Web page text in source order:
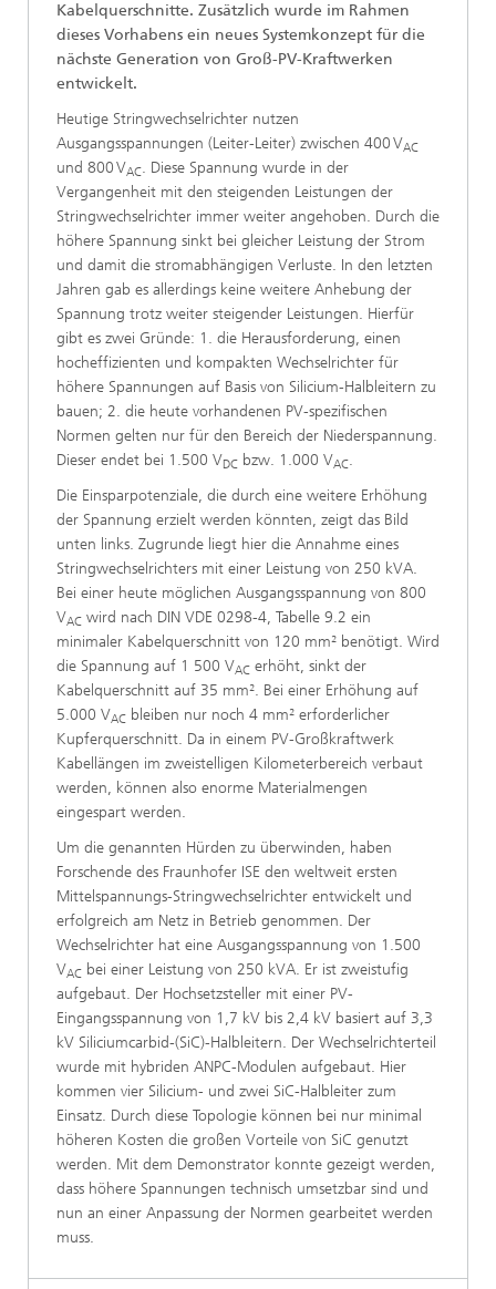
Kabelquerschnitte. Zusätzlich wurde im Rahmen
dieses Vorhabens ein neues Systemkonzept für die
nächste Generation von Groß-PV-Kraftwerken
entwickelt.
Heutige Stringwechselrichter nutzen
Ausgangsspannungen (Leiter-Leiter) zwischen 400 VAC
und 800 VAC. Diese Spannung wurde in der
Vergangenheit mit den steigenden Leistungen der
Stringwechselrichter immer weiter angehoben. Durch die
höhere Spannung sinkt bei gleicher Leistung der Strom
und damit die stromabhängigen Verluste. In den letzten
Jahren gab es allerdings keine weitere Anhebung der
Spannung trotz weiter steigender Leistungen. Hierfür
gibt es zwei Gründe: 1. die Herausforderung, einen
hocheffizienten und kompakten Wechselrichter für
höhere Spannungen auf Basis von Silicium-Halbleitern zu
bauen; 2. die heute vorhandenen PV-spezifischen
Normen gelten nur für den Bereich der Niederspannung.
Dieser endet bei 1.500 VDC bzw. 1.000 VAC.
Die Einsparpotenziale, die durch eine weitere Erhöhung
der Spannung erzielt werden könnten, zeigt das Bild
unten links. Zugrunde liegt hier die Annahme eines
Stringwechselrichters mit einer Leistung von 250 kVA.
Bei einer heute möglichen Ausgangsspannung von 800
VAC wird nach DIN VDE 0298-4, Tabelle 9.2 ein
minimaler Kabelquerschnitt von 120 mm² benötigt. Wird
die Spannung auf 1 500 VAC erhöht, sinkt der
Kabelquerschnitt auf 35 mm². Bei einer Erhöhung auf
5.000 VAC bleiben nur noch 4 mm² erforderlicher
Kupferquerschnitt. Da in einem PV-Großkraftwerk
Kabellängen im zweistelligen Kilometerbereich verbaut
werden, können also enorme Materialmengen
eingespart werden.
Um die genannten Hürden zu überwinden, haben
Forschende des Fraunhofer ISE den weltweit ersten
Mittelspannungs-Stringwechselrichter entwickelt und
erfolgreich am Netz in Betrieb genommen. Der
Wechselrichter hat eine Ausgangsspannung von 1.500
VAC bei einer Leistung von 250 kVA. Er ist zweistufig
aufgebaut. Der Hochsetzsteller mit einer PV-
Eingangsspannung von 1,7 kV bis 2,4 kV basiert auf 3,3
kV Siliciumcarbid-(SiC)-Halbleitern. Der Wechselrichterteil
wurde mit hybriden ANPC-Modulen aufgebaut. Hier
kommen vier Silicium- und zwei SiC-Halbleiter zum
Einsatz. Durch diese Topologie können bei nur minimal
höheren Kosten die großen Vorteile von SiC genutzt
werden. Mit dem Demonstrator konnte gezeigt werden,
dass höhere Spannungen technisch umsetzbar sind und
nun an einer Anpassung der Normen gearbeitet werden
muss.